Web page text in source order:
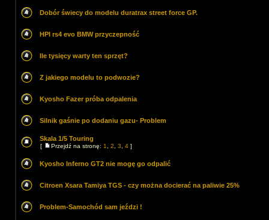
Dobór świecy do modelu duratrax street force GP.
HPI rs4 evo BMW przyczepność
Ile tysięcy warty ten sprzęt?
Z jakiego modelu to podwozie?
Kyosho Fazer próba odpalenia
Silnik gaśnie po dodaniu gazu- Problem
Skala 1/5 Touring
[ Przejdź na stronę: 1 2 3 4 ]
Kyosho Inferno GT2 nie mogę go odpalić
Citroen Xsara Tamiya TGS - czy można docierać na paliwie 25%
Problem-Samochód sam jeździ !